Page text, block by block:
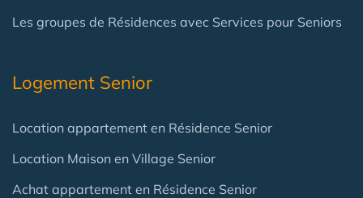
Les groupes de Résidences avec Services pour Seniors
Logement Senior
Location appartement en Résidence Senior
Location Maison en Village Senior
Achat appartement en Résidence Senior